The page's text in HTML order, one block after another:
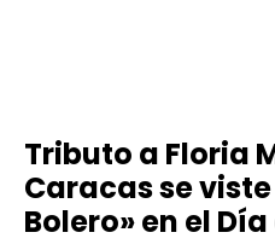
Tributo a Floria
Caracas se
Bolero» en el